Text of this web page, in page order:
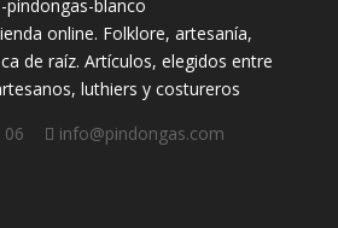
online. Folklore, artesanía,
de raíz. Artículos, elegidos entre
luthiers y costureros
06
info@pindongas.com